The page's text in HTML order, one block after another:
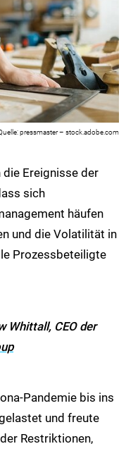
pressmaster – stock.adobe.com
die Ereignisse der
sich
häufen
und die Volatilität in
Prozessbeteiligte
Whittall, CEO der
Pandemie bis ins
und freute
Restriktionen,